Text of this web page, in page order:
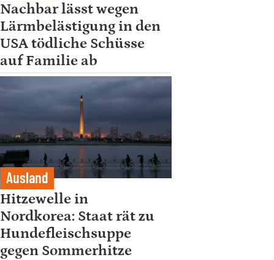
Nachbar lässt wegen
Lärmbelästigung in den
USA tödliche Schüsse
auf Familie ab
Ausland
Hitzewelle in
Nordkorea: Staat rät zu
Hundefleischsuppe
gegen Sommerhitze